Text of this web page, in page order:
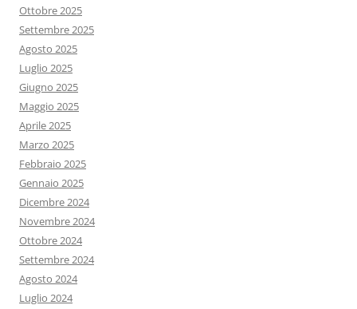
Ottobre 2025
Settembre 2025
Agosto 2025
Luglio 2025
Giugno 2025
Maggio 2025
Aprile 2025
Marzo 2025
Febbraio 2025
Gennaio 2025
Dicembre 2024
Novembre 2024
Ottobre 2024
Settembre 2024
Agosto 2024
Luglio 2024